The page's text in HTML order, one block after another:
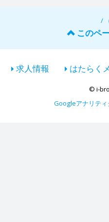
/
このペ
求人情報 はたらく
© i-
Googleアナリテ